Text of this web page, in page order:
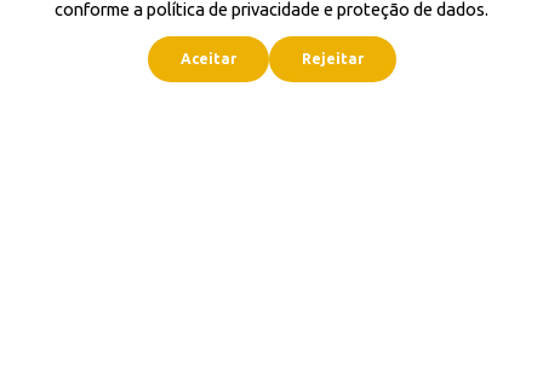
conforme a política de privacidade e proteção de dados.
Aceitar Rejeitar